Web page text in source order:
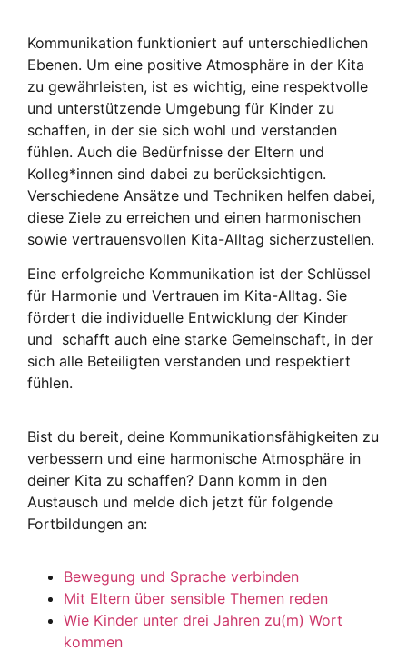
Kommunikation funktioniert auf unterschiedlichen
Ebenen. Um eine positive Atmosphäre in der Kita
zu gewährleisten, ist es wichtig, eine respektvolle
und unterstützende Umgebung für Kinder zu
schaffen, in der sie sich wohl und verstanden
fühlen. Auch die Bedürfnisse der Eltern und
Kolleg*innen sind dabei zu berücksichtigen.
Verschiedene Ansätze und Techniken helfen dabei,
diese Ziele zu erreichen und einen harmonischen
sowie vertrauensvollen Kita-Alltag sicherzustellen.
Eine erfolgreiche Kommunikation ist der Schlüssel
für Harmonie und Vertrauen im Kita-Alltag. Sie
fördert die individuelle Entwicklung der Kinder
und schafft auch eine starke Gemeinschaft, in der
sich alle Beteiligten verstanden und respektiert
fühlen.
Bist du bereit, deine Kommunikationsfähigkeiten zu
verbessern und eine harmonische Atmosphäre in
deiner Kita zu schaffen? Dann komm in den
Austausch und melde dich jetzt für folgende
Fortbildungen an:
Bewegung und Sprache verbinden
Mit Eltern über sensible Themen reden
Wie Kinder unter drei Jahren zu(m) Wort
kommen